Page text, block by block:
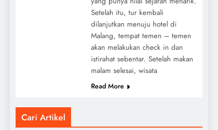
Setelah itu, tur kembali
dilanjutkan menuju hotel di
Malang, tempat temen – temen
akan melakukan check in dan
istirahat sebentar. Setelah makan
malam selesai, wisata
Read More
Cari Artikel